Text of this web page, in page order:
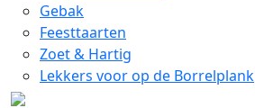
Gebak
Feesttaarten
Zoet & Hartig
Lekkers voor op de Borrelplank